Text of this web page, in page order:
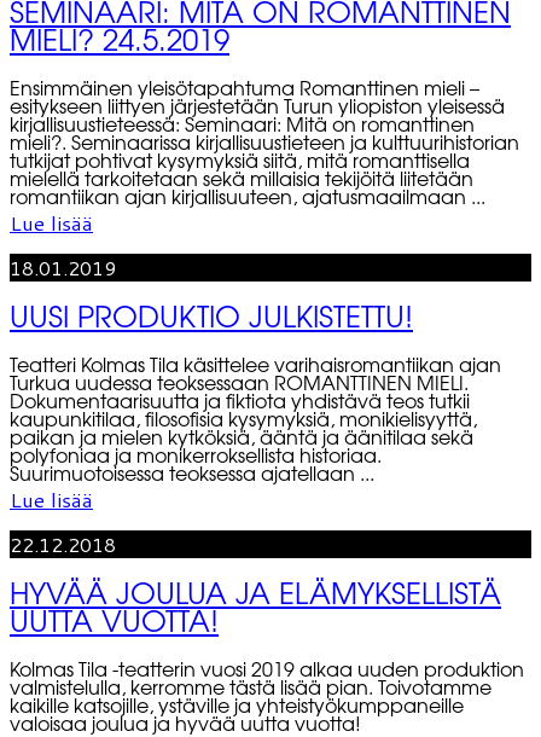
SEMINAARI: MITÄ ON ROMANTTINEN
MIELI? 24.5.2019
Ensimmäinen yleisötapahtuma Romanttinen mieli –
esitykseen liittyen järjestetään Turun yliopiston yleisessä
kirjallisuustieteessä: Seminaari: Mitä on romanttinen
mieli?. Seminaarissa kirjallisuustieteen ja kulttuurihistorian
tutkijat pohtivat kysymyksiä siitä, mitä romanttisella
mielellä tarkoitetaan sekä millaisia tekijöitä liitetään
romantiikan ajan kirjallisuuteen, ajatusmaailmaan ...
Lue lisää
18.01.2019
UUSI PRODUKTIO JULKISTETTU!
Teatteri Kolmas Tila käsittelee varihaisromantiikan ajan
Turkua uudessa teoksessaan ROMANTTINEN MIELI.
Dokumentaarisuutta ja fiktiota yhdistävä teos tutkii
kaupunkitilaa, filosofisia kysymyksiä, monikielisyyttä,
paikan ja mielen kytköksiä, ääntä ja äänitilaa sekä
polyfoniaa ja monikerroksellista historiaa.
Suurimuotoisessa teoksessa ajatellaan ...
Lue lisää
22.12.2018
HYVÄÄ JOULUA JA ELÄMYKSELLISTÄ
UUTTA VUOTTA!
Kolmas Tila -teatterin vuosi 2019 alkaa uuden produktion
valmistelulla, kerromme tästä lisää pian. Toivotamme
kaikille katsojille, ystäville ja yhteistyökumppaneille
valoisaa joulua ja hyvää uutta vuotta!